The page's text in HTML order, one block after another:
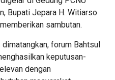
Bupati Jepara H. Witiarso
sambutan.
forum Bahtsul
keputusan-
dengan